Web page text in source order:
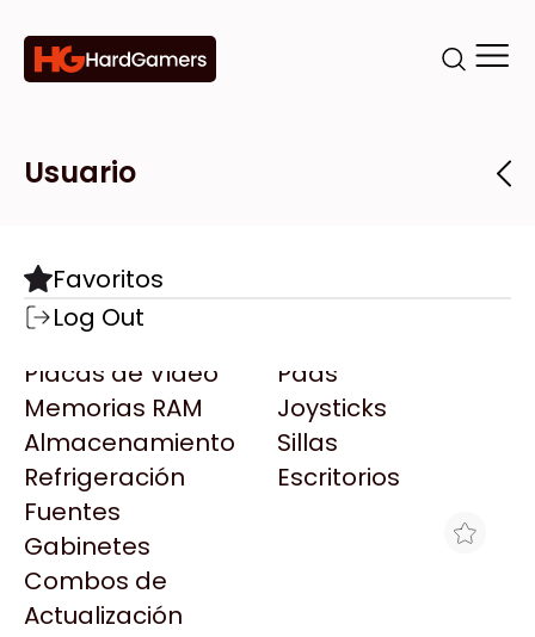
Categorías
Componentes
Motherboards
Microprocesadores
Placas de Video
Memorias RAM
Almacenamiento
Refrigeración
Fuentes
Gabinetes
Combos de
Actualización
Pads
Joysticks
Sillas
Escritorios
Marcas
Todas las Marcas
AMD
AULA
Acer
Adata
AeroCool
Antec
Arkham
Asrock
Tiendas
Destacadas
Usuario
Favoritos
Log Out
MOTHERBOARD GIGABYTE B840M
GAMING PLUS WIFI6E AM5 DDR5